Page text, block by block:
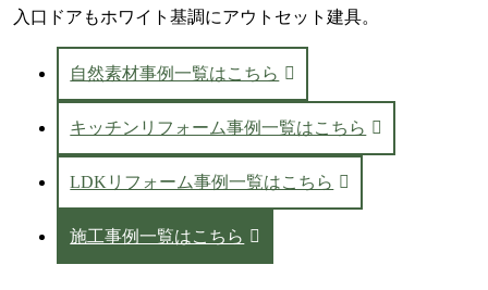
入口ドアもホワイト基調にアウトセット建具。
自然素材事例一覧はこちら
キッチンリフォーム事例一覧はこちら
LDKリフォーム事例一覧はこちら
施工事例一覧はこちら